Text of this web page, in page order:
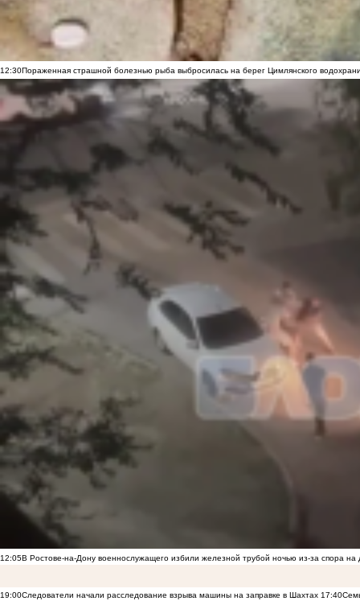
12:30Пораженная страшной болезнью рыба выбросилась на берег Цимлянского
12:05В Ростове-на-Дону военнослужащего избили железной трубой ночью из-за спора на
19:00Следователи начали расследование взрыва машины на заправке в Шахтах 17:40